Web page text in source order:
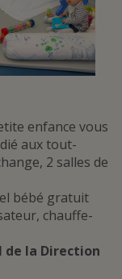
enfance vous
aux tout-
2 salles de
bébé gratuit
chauffe-
de la Direction